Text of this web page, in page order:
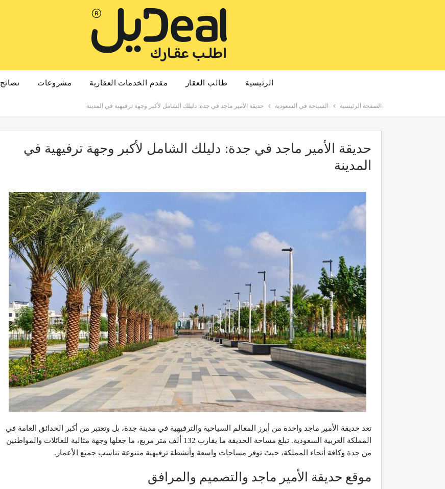
الرئيسية طالب العقار مقدم الخدمات العقارية مشروعات نصائح
الصفحة الرئيسية السياحة في السعودية حديقة الأمير ماجد في جدة: دليلك الشامل لأكبر وجهة ترفيهية في المدينة
حديقة الأمير ماجد في جدة: دليلك الشامل لأكبر وجهة ترفيهية في
المدينة
تعد حديقة الأمير ماجد واحدة من أبرز المعالم السياحية والترفيهية في مدينة جدة، بل وتعتبر من أكبر الحدائق العامة في
المملكة العربية السعودية. تبلغ مساحة الحديقة ما يقارب 132 ألف متر مربع، ما جعلها وجهة مثالية للعائلات والمواطنين
من جدة وكافة أنحاء المملكة، حيث توفر مساحات واسعة وأنشطة ترفيهية متنوعة تناسب جميع الأعمار.
موقع حديقة الأمير ماجد والتصميم والمرافق